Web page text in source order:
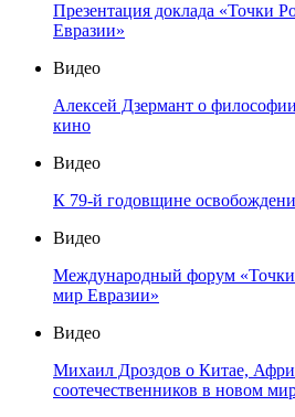
Презентация доклада «Точки
Евразии»
Видео
Алексей Дзермант о
кино
Видео
К 79-й годовщине
Видео
Международный форум
мир Евразии»
Видео
Михаил Дроздов о Китае,
соотечественников в новом